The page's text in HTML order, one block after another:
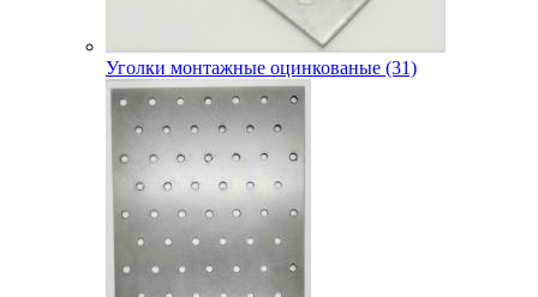
Уголки монтажные оцинкованые (31)